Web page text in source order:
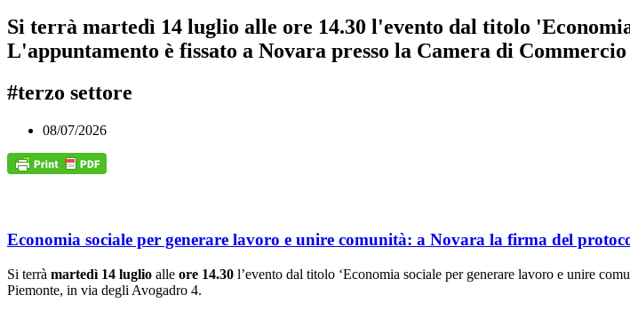
Si terrà martedì 14 luglio alle ore 14.30 l'evento dal titolo
L'appuntamento è fissato a Novara presso la Camera di
#terzo settore
08/07/2026
Economia sociale per generare lavoro e unire comunità: a Novara la firma del
Si terrà martedì 14 luglio alle ore 14.30 l’evento dal titolo ‘Economia sociale per generare lavoro e unire
Piemonte, in via degli Avogadro 4.